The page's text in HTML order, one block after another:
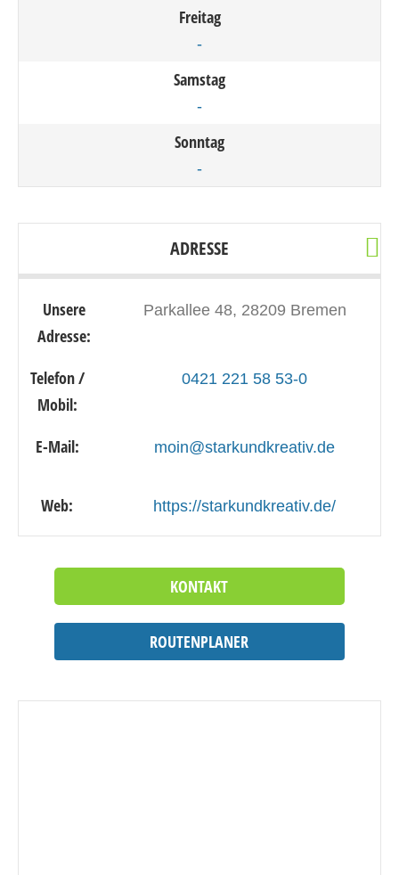
Freitag
-
Samstag
-
Sonntag
-
ADRESSE
Unsere
Adresse:
Parkallee 48, 28209 Bremen
Telefon /
Mobil:
0421 221 58 53-0
E-Mail: moin@starkundkreativ.de
Web: https://starkundkreativ.de/
KONTAKT
ROUTENPLANER